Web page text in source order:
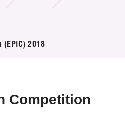
(EPiC) 2018
Competition